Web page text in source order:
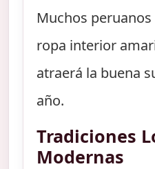
Muchos
ropa interior
atraerá la buena
año.
Tradiciones
Modernas